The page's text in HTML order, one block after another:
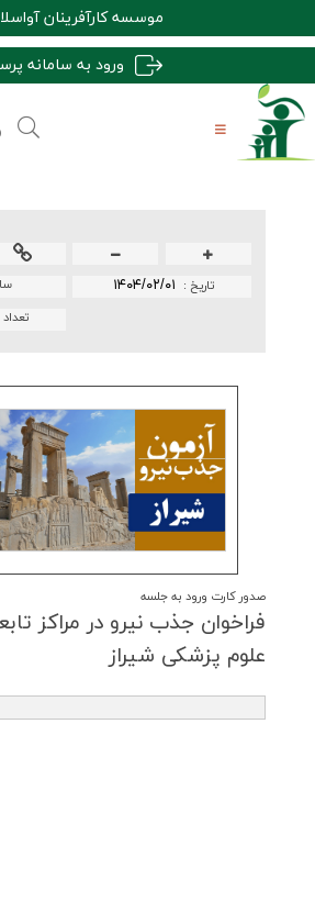
موسسه کارآفرینان
ورود به سامانه
تاريخ : ۱۴۰۴/۰۲/۰۱
تعداد
صدور کارت ورود به جلسه
فراخوان جذب نیرو در مراكز
علوم پزشكی شیراز